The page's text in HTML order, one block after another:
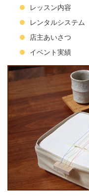
レッスン内容
レンタルシステム
店主あいさつ
イベント実績